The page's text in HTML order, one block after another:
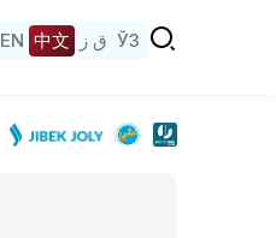
EN 中文 ق ز ЎЗ